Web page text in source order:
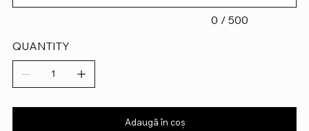
0 / 500
QUANTITY
Adaugă în coș